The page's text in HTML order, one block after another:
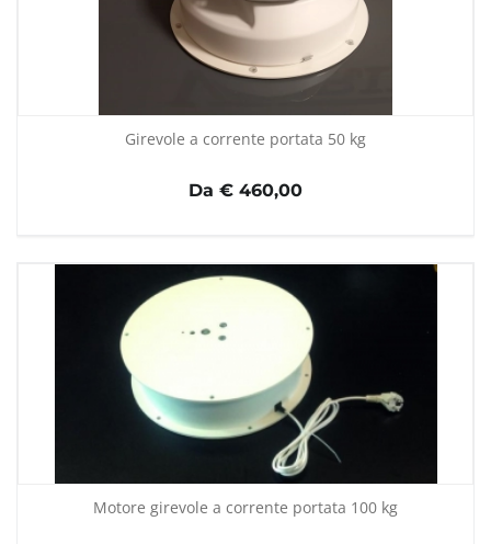
Girevole a corrente portata 50 kg
Da € 460,00
Motore girevole a corrente portata 100 kg